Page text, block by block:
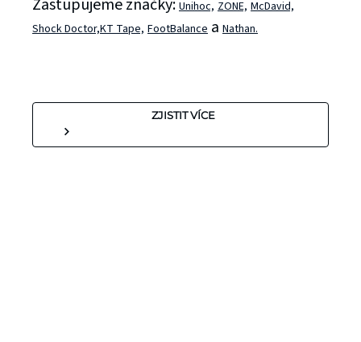
Zastupujeme značky: Unihoc, ZONE, McDavid,
Shock Doctor,KT Tape, FootBalance a Nathan.
ZJISTIT VÍCE